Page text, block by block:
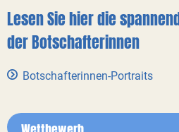
Lesen Sie hier die
der Botschafterinnen
Botschafterinnen-Portraits